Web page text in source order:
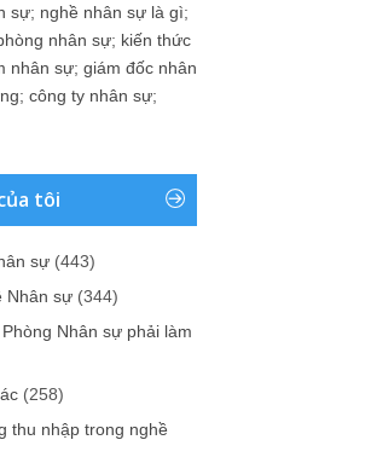
sự; nghề nhân sự là gì;
nhân sự; kiến thức
nhân sự; giám đốc nhân
; công ty nhân sự;
tôi
sự (443)
Nhân sự (344)
Nhân sự phải làm
(258)
thu nhập trong nghề